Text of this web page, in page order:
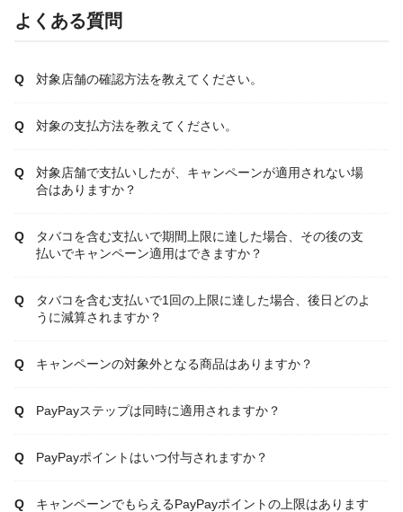
よくある質問
対象店舗の確認方法を教えてください。
対象の支払方法を教えてください。
対象店舗で支払いしたが、キャンペーンが適用されない場
合はありますか？
タバコを含む支払いで期間上限に達した場合、その後の支
払いでキャンペーン適用はできますか？
タバコを含む支払いで1回の上限に達した場合、後日どのよ
うに減算されますか？
キャンペーンの対象外となる商品はありますか？
PayPayステップは同時に適用されますか？
PayPayポイントはいつ付与されますか？
キャンペーンでもらえるPayPayポイントの上限はあります